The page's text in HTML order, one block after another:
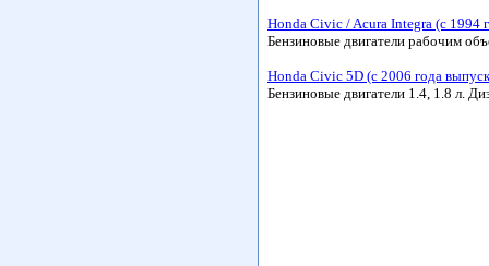
Honda Civic / Acura Integra (с 1994
Бензиновые двигатели рабочим
Honda Civic 5D (с 2006 года
Бензиновые двигатели 1.4, 1.8 л.